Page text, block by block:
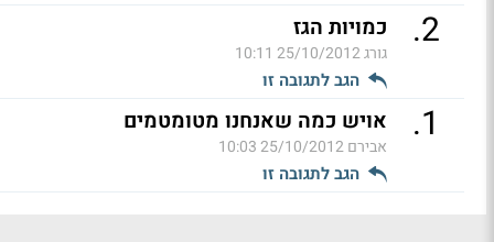
2
. כמויות הגז
גורג25/10/2012 10:11
הגב לתגובה זו
1
. אויש כמה שאנחנו מטומטמים
אבירם25/10/2012 10:03
הגב לתגובה זו